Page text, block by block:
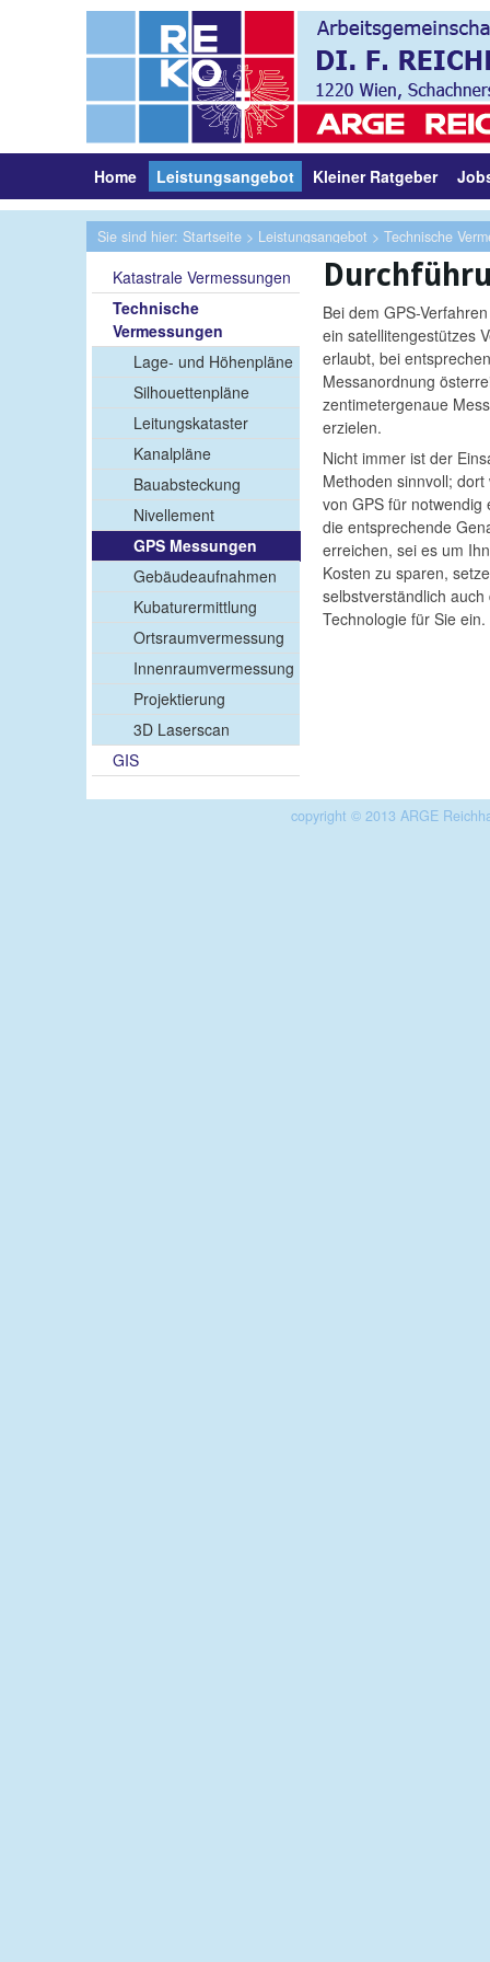
Home Leistungsangebot Kleiner Ratgeber
Sie sind hier: Startseite > Leistungsangebot > Technische
Katastrale Vermessungen
Technische
Vermessungen
Lage- und Höhenpläne
Silhouettenpläne
Leitungskataster
Kanalpläne
Bauabsteckung
Nivellement
GPS Messungen
Gebäudeaufnahmen
Kubaturermittlung
Ortsraumvermessung
Innenraumvermessung
Projektierung
3D Laserscan
GIS
Bei dem GPS-
ein satellitengestützes
erlaubt, bei
Messanordnung
zentimetergenaue
erzielen.
Nicht immer ist der
Methoden sinnvoll;
von GPS für notwendig
die entsprechende
erreichen, sei es um
Kosten zu sparen,
selbstverständlich
Technologie für Sie ein.
copyright © 2013 ARGE